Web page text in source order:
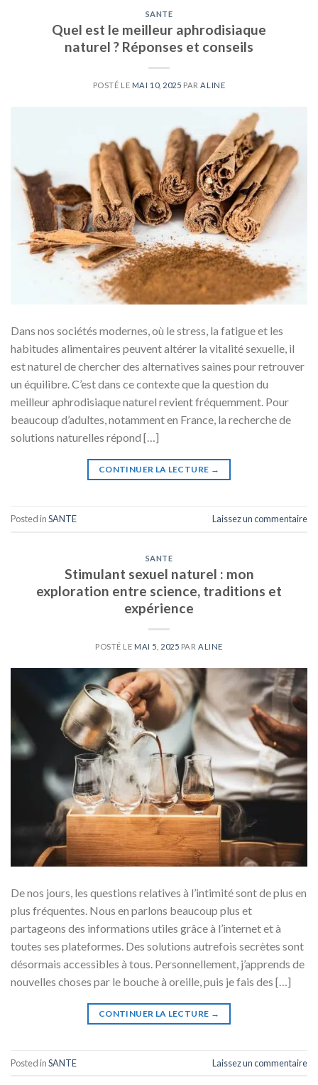
SANTE
Quel est le meilleur aphrodisiaque
naturel ? Réponses et conseils
POSTÉ LE MAI 10, 2025 PARALINE
Dans nos sociétés modernes, où le stress, la fatigue et les
habitudes alimentaires peuvent altérer la vitalité sexuelle, il
est naturel de chercher des alternatives saines pour retrouver
un équilibre. C’est dans ce contexte que la question du
meilleur aphrodisiaque naturel revient fréquemment. Pour
beaucoup d’adultes, notamment en France, la recherche de
solutions naturelles répond […]
CONTINUER LA LECTURE →
Posted inSANTE Laissez un commentaire
SANTE
Stimulant sexuel naturel : mon
exploration entre science, traditions et
expérience
POSTÉ LE MAI 5, 2025 PARALINE
De nos jours, les questions relatives à l’intimité sont de plus en
plus fréquentes. Nous en parlons beaucoup plus et
partageons des informations utiles grâce à l’internet et à
toutes ses plateformes. Des solutions autrefois secrètes sont
désormais accessibles à tous. Personnellement, j’apprends de
nouvelles choses par le bouche à oreille, puis je fais des […]
CONTINUER LA LECTURE →
Posted inSANTE Laissez un commentaire